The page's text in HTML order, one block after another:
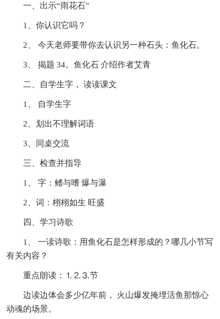
一、出示“雨花石”
1、你认识它吗？
2、 今天老师要带你去认识另一种石头：鱼化石。
3、 揭题 34。鱼化石 介绍作者艾青
二、自学生字， 读读课文
1、 自学生字
2、划出不理解词语
3、同桌交流
三、检查并指导
1、 字：鳍与嗜 爆与瀑
2、词：栩栩如生 旺盛
四、学习诗歌
1、 一读诗歌：用鱼化石是怎样形成的？哪几小节写
有关内容？
重点朗读：⒈⒉⒊节
边读边体会多少亿年前， 火山爆发掩埋活鱼那惊心
动魂的场景。